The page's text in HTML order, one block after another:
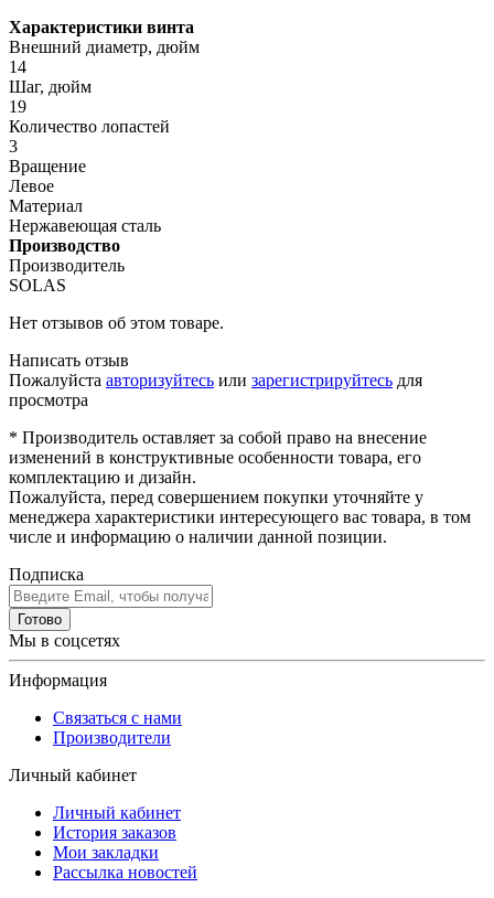
Характеристики винта
Внешний диаметр, дюйм
14
Шаг, дюйм
19
Количество лопастей
3
Вращение
Левое
Материал
Нержавеющая сталь
Производство
Производитель
SOLAS
Нет отзывов об этом товаре.
Написать отзыв
Пожалуйста авторизуйтесь или зарегистрируйтесь для
просмотра
* Производитель оставляет за собой право на внесение
изменений в конструктивные особенности товара, его
комплектацию и дизайн.
Пожалуйста, перед совершением покупки уточняйте у
менеджера характеристики интересующего вас товара, в том
числе и информацию о наличии данной позиции.
Подписка
Готово
Мы в соцсетях
Информация
Связаться с нами
Производители
Личный кабинет
Личный кабинет
История заказов
Мои закладки
Рассылка новостей